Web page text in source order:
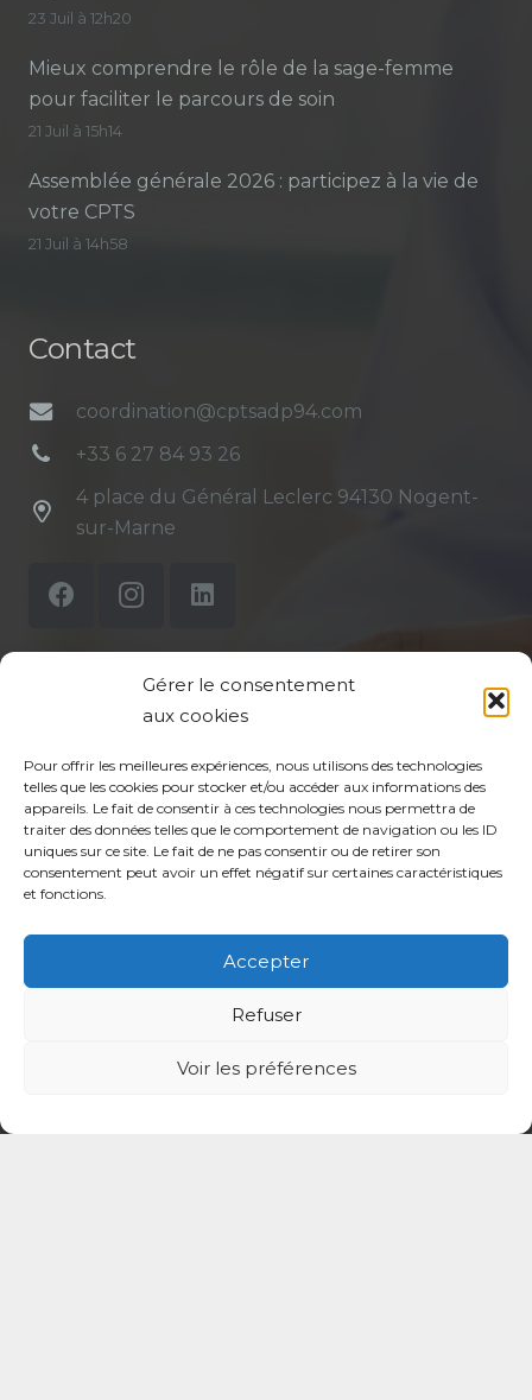
Gérer le consentement
aux cookies
Pour offrir les meilleures expériences, nous utilisons des technologies
telles que les cookies pour stocker et/ou accéder aux informations des
appareils. Le fait de consentir à ces technologies nous permettra de
traiter des données telles que le comportement de navigation ou les ID
uniques sur ce site. Le fait de ne pas consentir ou de retirer son
consentement peut avoir un effet négatif sur certaines caractéristiques
et fonctions.
Accepter
Refuser
Voir les préférences
23 Juil à 12h20
Mieux comprendre le rôle de la sage-femme
pour faciliter le parcours de soin
21 Juil à 15h14
Assemblée générale 2026 : participez à la vie de
votre CPTS
21 Juil à 14h58
Contact
coordination@cptsadp94.com
+33 6 27 84 93 26
4 place du Général Leclerc 94130 Nogent-
sur-Marne
Mentions légales
Politique de confidentialité du site
Politique de protection des données de la CPTS
ADP 94